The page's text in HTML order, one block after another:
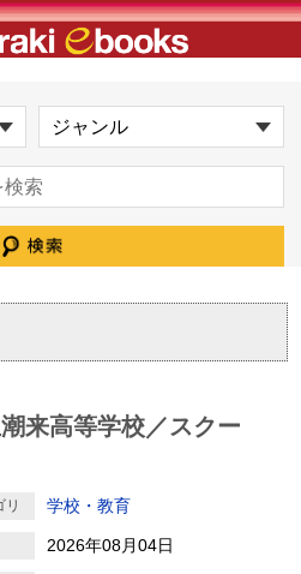
来高等学校／スクー
リ 学校・教育
2026年08月04日